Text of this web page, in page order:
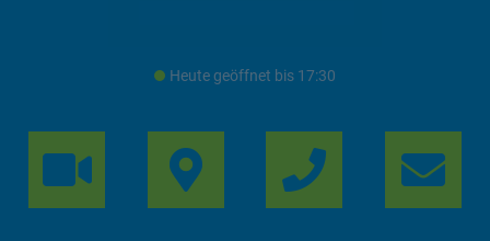
Heute geöffnet bis 17:30
Link Opens in